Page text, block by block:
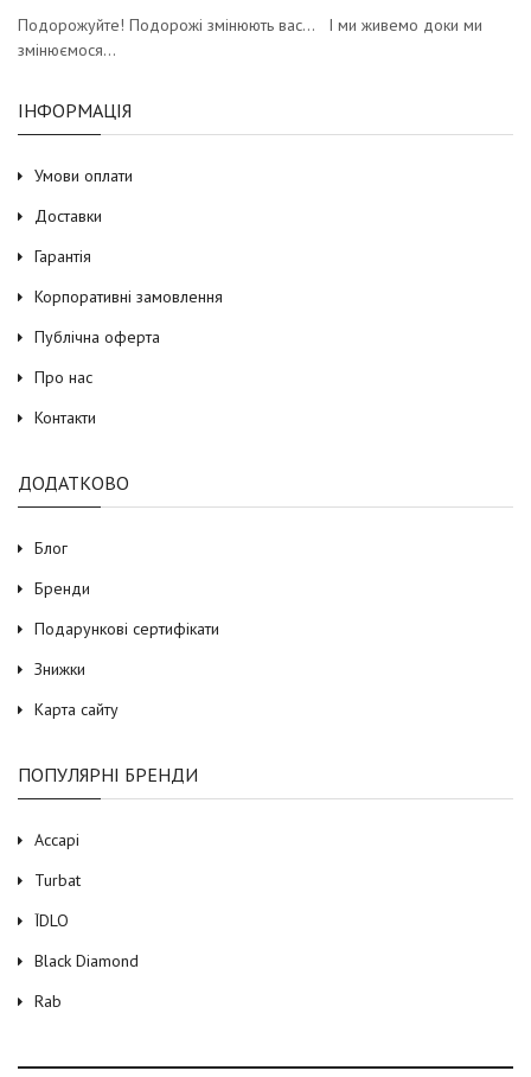
Подорожуйте! Подорожі змінюють вас… І ми живемо доки ми
змінюємося…
ІНФОРМАЦІЯ
Умови оплати
Доставки
Гарантія
Корпоративні замовлення
Публічна оферта
Про нас
Контакти
ДОДАТКОВО
Блог
Бренди
Подарункові сертифікати
Знижки
Карта сайту
ПОПУЛЯРНІ БРЕНДИ
Accapi
Turbat
ЇDLO
Black Diamond
Rab